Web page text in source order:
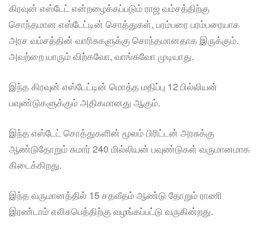
கிரவுன் எஸ்டேட் என்றழைக்கப்படும் ராஜ வம்சத்திற்கு
சொந்தமான எஸ்டேட்டின் சொத்துகள், பரம்பரை பரம்பரையாக
அரச வம்சத்தின் வாரிசுகளுக்கு சொந்தமானதாக இருக்கும்.
அவற்றை யாரும் விற்கவோ, வாங்கவோ முடியாது.
இந்த கிரவுன் எஸ்டேட்டின் மொத்த மதிப்பு 12 பில்லியன்
பவுண்டுகளுக்கும் அதிகமானது ஆகும்.
இந்த எஸ்டேட் சொத்துகளின் மூலம் பிரிட்டன் அரசுக்கு
ஆண்டுதோறும் சுமார் 240 மில்லியன் பவுண்டுகள் வருமானமாக
கிடைக்கிறது.
இந்த வருமானத்தில் 15 சதவீதம் ஆண்டு தோறும் ராணி
இரண்டாம் எலிசபெத்திற்கு வழங்கப்பட்டு வருகின்றது.